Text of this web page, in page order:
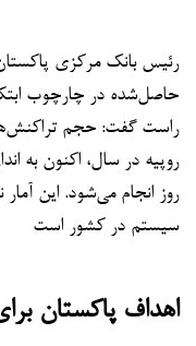
رئیس بانک مرکزی
حاصل‌شده در چارچوب
روز انجام می‌شود. این
سیستم در کشور است
اهداف پاکستان